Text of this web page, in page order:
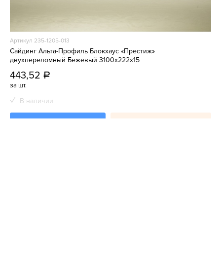
Артикул 235-1205-013
Сайдинг Альта-Профиль Блокхаус «Престиж»
двухпереломный Бежевый 3100x222х15
443,52 a
за шт.
В наличии